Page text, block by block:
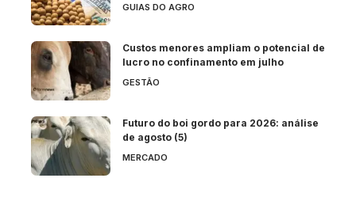
GUIAS DO AGRO
Custos menores ampliam o potencial de
lucro no confinamento em julho
GESTÃO
Futuro do boi gordo para 2026: análise
de agosto (5)
MERCADO